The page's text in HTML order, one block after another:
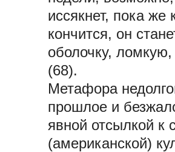
иссякнет, пока же
кончится, он
оболочку,
(68).
Метафора
прошлое и
явной отсылкой к
(американской)